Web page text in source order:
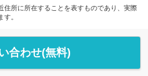
所に所在することを表すものであり、実際
。
合わせ(無料)